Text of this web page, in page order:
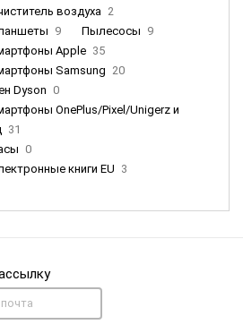
воздуха 2
9 Пылесосы 9
Apple 35
Samsung 20
Dyson 0
OnePlus/Pixel/Unigerz и
31
0
книги EU 3